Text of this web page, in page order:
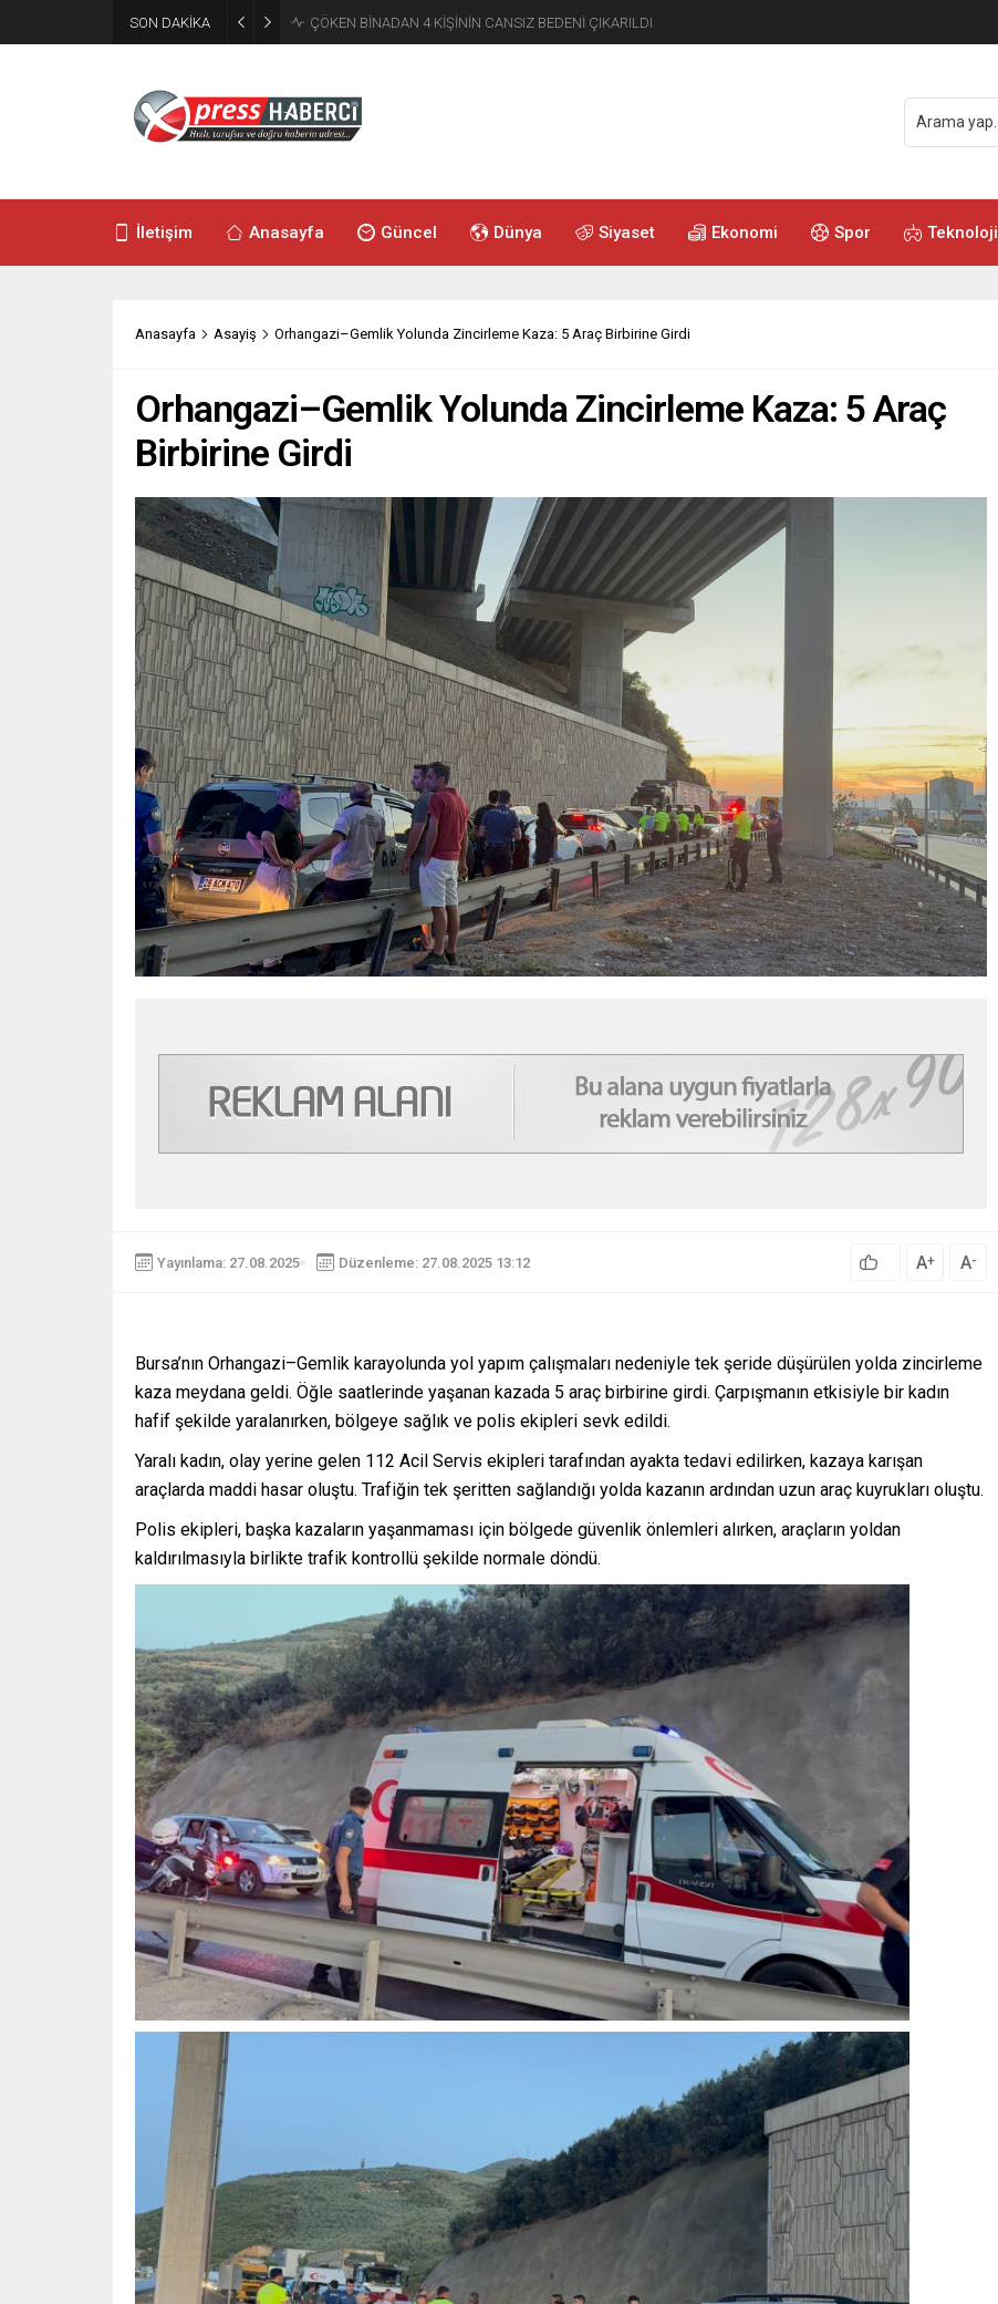
SON DAKİKA ÇÖKEN BİNADAN 4 KİŞİNİN CANSIZ BEDENİ ÇIKARILDI
İletişim Anasayfa Güncel Dünya Siyaset Ekonomi Spor Teknoloji
Anasayfa Asayiş Orhangazi–Gemlik Yolunda Zincirleme Kaza: 5 Araç Birbirine Girdi
Orhangazi–Gemlik Yolunda Zincirleme Kaza: 5 Araç
Birbirine Girdi
Yayınlama: 27.08.2025 Düzenleme: 27.08.2025 13:12 A+ A-
Bursa’nın Orhangazi–Gemlik karayolunda yol yapım çalışmaları nedeniyle tek şeride düşürülen yolda zincirleme
kaza meydana geldi. Öğle saatlerinde yaşanan kazada 5 araç birbirine girdi. Çarpışmanın etkisiyle bir kadın
hafif şekilde yaralanırken, bölgeye sağlık ve polis ekipleri sevk edildi.
Yaralı kadın, olay yerine gelen 112 Acil Servis ekipleri tarafından ayakta tedavi edilirken, kazaya karışan
araçlarda maddi hasar oluştu. Trafiğin tek şeritten sağlandığı yolda kazanın ardından uzun araç kuyrukları oluştu.
Polis ekipleri, başka kazaların yaşanmaması için bölgede güvenlik önlemleri alırken, araçların yoldan
kaldırılmasıyla birlikte trafik kontrollü şekilde normale döndü.